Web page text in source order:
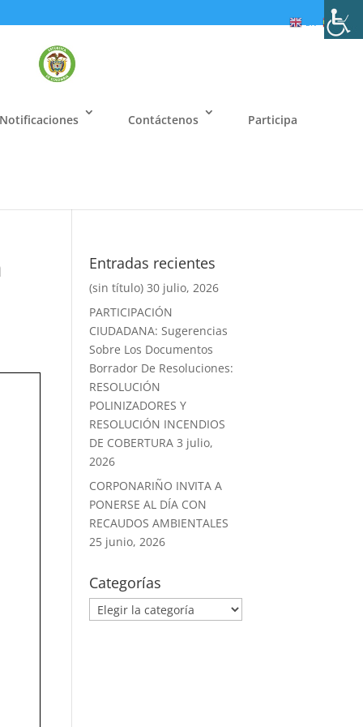
Notificaciones Contáctenos Participa
Entradas recientes
(sin título) 30 julio, 2026
PARTICIPACIÓN
CIUDADANA: Sugerencias
Sobre Los Documentos
Borrador De Resoluciones:
RESOLUCIÓN
POLINIZADORES Y
RESOLUCIÓN INCENDIOS
DE COBERTURA 3 julio,
2026
CORPONARIÑO INVITA A
PONERSE AL DÍA CON
RECAUDOS AMBIENTALES
25 junio, 2026
Categorías
ES